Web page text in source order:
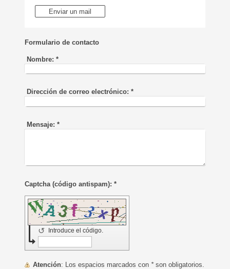
Enviar un mail
Formulario de contacto
Nombre: *
Dirección de correo electrónico: *
Mensaje: *
Captcha (código antispam): *
Introduce el código.
↺
Atención : Los espacios marcados con *son obligatorios.